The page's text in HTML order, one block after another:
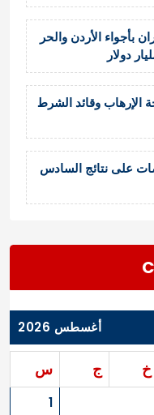
بأجواء الأردن والحر
الإرهاب وقائد الشرط
على نتائج السادس
أغسطس 2026
خ ج س
1